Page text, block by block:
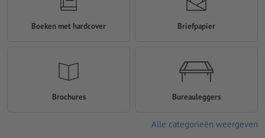
Boeken met hardcover Briefpapier
Brochures Bureauleggers
Alle categorieën weergeven